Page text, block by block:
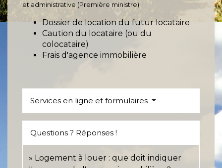
et administrative (Première ministre)
Dossier de location du futur locataire
Caution du locataire (ou du
colocataire)
Frais d'agence immobilière
Services en ligne et formulaires
Questions ? Réponses !
Logement à louer : que doit indiquer